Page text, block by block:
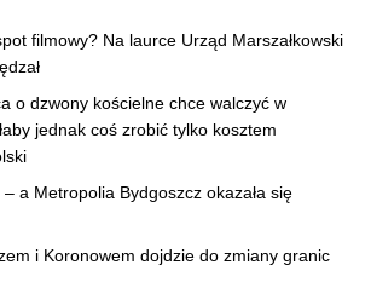
filmowy? Na laurce Urząd Marszałkowski
o dzwony kościelne chce walczyć w
jednak coś zrobić tylko kosztem
– a Metropolia Bydgoszcz okazała się
i Koronowem dojdzie do zmiany granic